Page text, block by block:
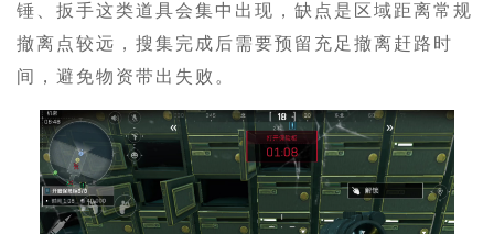
锤、扳手这类道具会集中出现，缺点是区域距离常规
撤离点较远，搜集完成后需要预留充足撤离赶路时
间，避免物资带出失败。